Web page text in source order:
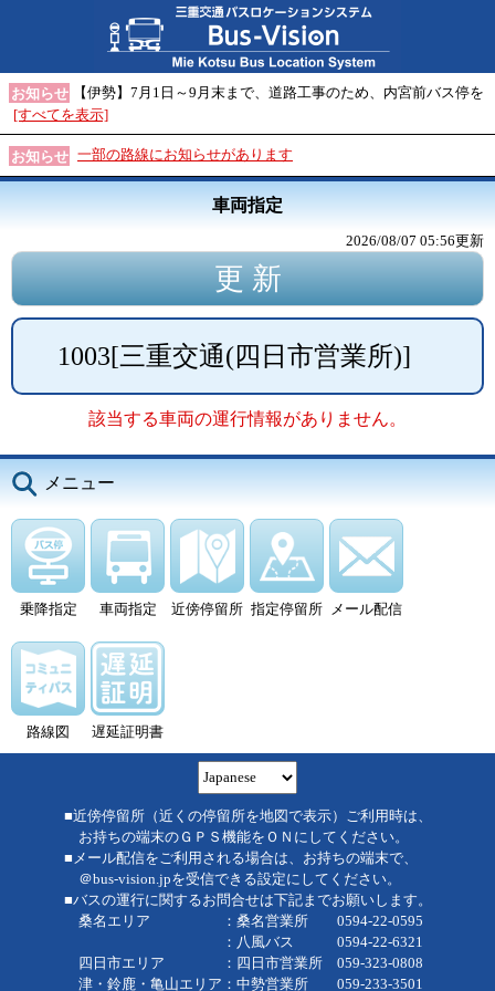
お知らせ
【伊勢】7月1日～9月末まで、道路工事のため、内宮前バス停を
[すべてを表示]
お知らせ 一部の路線にお知らせがあります
車両指定
2026/08/07 05:56更新
1003[三重交通(四日市営業所)]
該当する車両の運行情報がありません。
メニュー
乗降指定 車両指定 近傍停留所 指定停留所 メール配信
路線図 遅延証明書
■近傍停留所（近くの停留所を地図で表示）ご利用時は、
お持ちの端末のＧＰＳ機能をＯＮにしてください。
■メール配信をご利用される場合は、お持ちの端末で、
＠bus-vision.jpを受信できる設定にしてください。
■バスの運行に関するお問合せは下記までお願いします。
桑名エリア ：桑名営業所 0594-22-0595
：八風バス 0594-22-6321
四日市エリア ：四日市営業所 059-323-0808
津・鈴鹿・亀山エリア：中勢営業所 059-233-3501